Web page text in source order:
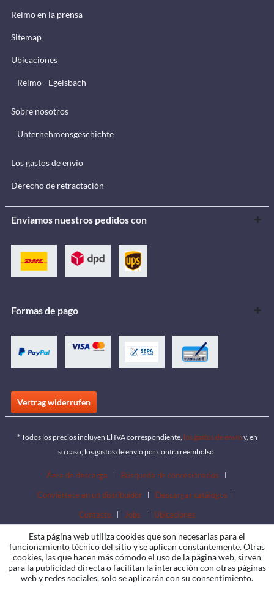
Reimo en la prensa
Sitemap
Ubicaciones
Reimo - Egelsbach
Sobre nosotros
Unternehmensgeschichte
Los gastos de envío
Derecho de retractación
Enviamos nuestros pedidos con
Formas de pago
Vertrag widerrufen
* Todos los precios incluyen El IVA correspondiente, los gastos de envío y, en
su caso, los gastos de envío por contra reembolso.
Área de descarga
Búsqueda de concesionarios
Conviértete en un distribuidor
Descargar catálogos
Contacto
Jobs Ubicaciones
Esta página web utiliza cookies que son necesarias para el
funcionamiento técnico del sitio y se aplican constantemente. Otras
cookies, las que hacen más cómodo el uso de la página web, sirven
para la publicidad directa o facilitan la interacción con otras páginas
web y redes sociales, solo se aplicarán con su consentimiento.